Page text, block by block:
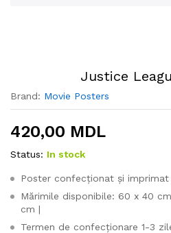
Justice
Brand: Movie Posters
420,00 MDL
Status: In stock
Poster confecționat și imprimat
Mărimile disponibile: 60 x 40
cm |
Termen de confecționare 1-3